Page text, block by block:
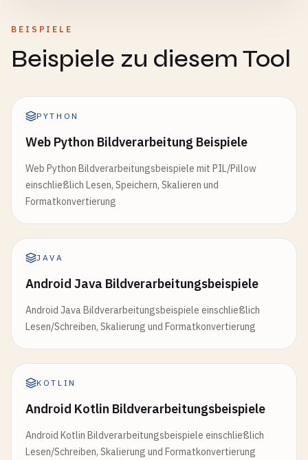
BEISPIELE
Beispiele zu diesem Tool
PYTHON
Web Python Bildverarbeitung Beispiele
Web Python Bildverarbeitungsbeispiele mit PIL/Pillow
einschließlich Lesen, Speichern, Skalieren und
Formatkonvertierung
JAVA
Android Java Bildverarbeitungsbeispiele
Android Java Bildverarbeitungsbeispiele einschließlich
Lesen/Schreiben, Skalierung und Formatkonvertierung
KOTLIN
Android Kotlin Bildverarbeitungsbeispiele
Android Kotlin Bildverarbeitungsbeispiele einschließlich
Lesen/Schreiben, Skalierung und Formatkonvertierung